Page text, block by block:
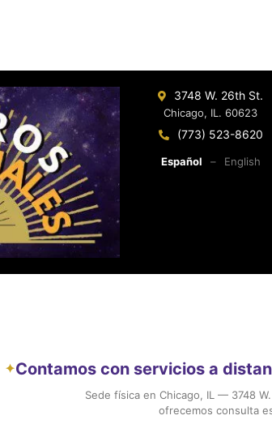
3748 W. 26th St.
Chicago, IL. 60623
(773) 523-8620
Español – English
✦Contamos con servicios a
Sede física en Chicago, IL — 3748
ofrecemos consulta